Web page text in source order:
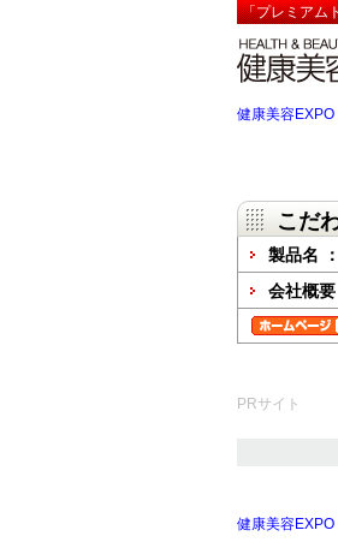
「プレミアム
健康美容EXPO
こだ
製品名 ：
会社概要
PRサイト
健康美容EXPO